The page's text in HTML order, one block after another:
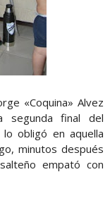
«Coquina» Alvez
final del
obligó en aquella
minutos después
empató con